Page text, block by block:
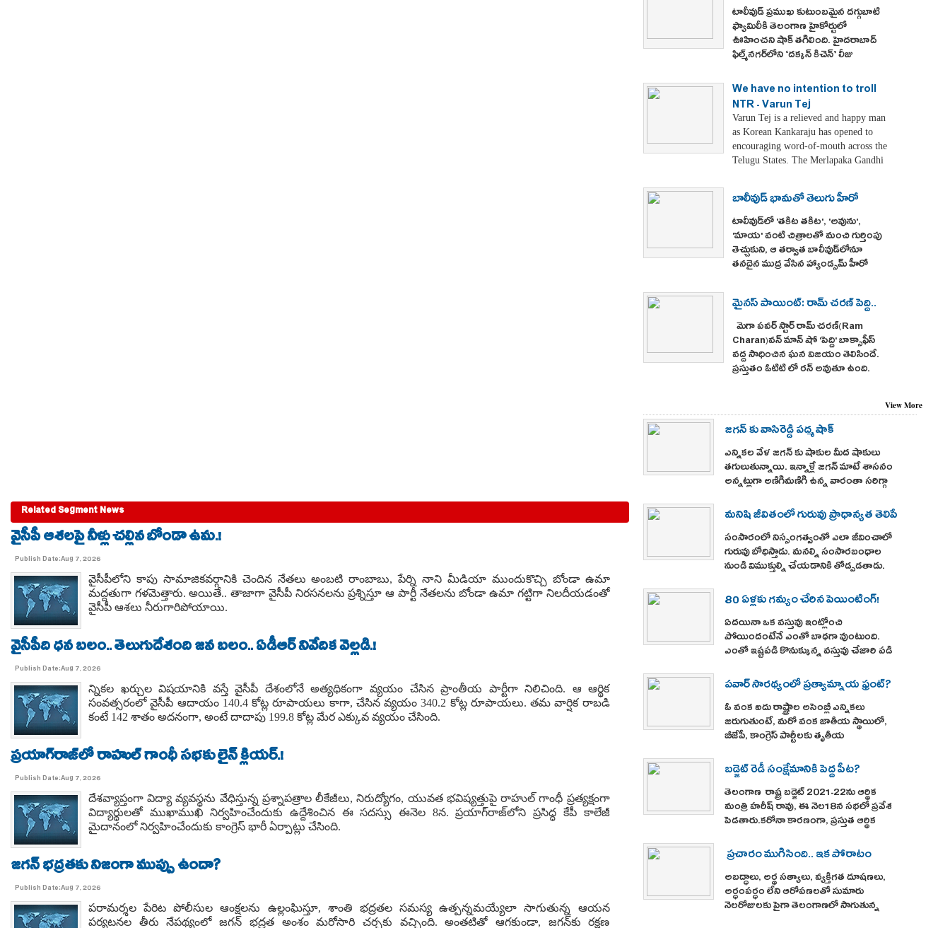
Related Segment News
వైసీపీ ఆశలపై నీళ్లు చల్లిన బోండా ఉమ.!
Publish Date:Aug 7, 2026
వైసీపీలోని కాపు సామాజికవర్గానికి చెందిన నేతలు అంబటి రాంబాబు, పేర్ని నాని మీడియా ముందుకొచ్చి బోండా ఉమా
మద్దతుగా గళమెత్తారు. అయితే.. తాజాగా వైసీపీ నిరసనలను ప్రశ్నిస్తూ ఆ పార్టీ నేతలను బోండా ఉమా గట్టిగా నిలదీయడంతో
వైసీపీ ఆశలు నీరుగారిపోయాయి.
వైసీపీది ధన బలం.. తెలుగుదేశంది జన బలం.. ఏడీఆర్ నివేదిక వెల్లడి.!
Publish Date:Aug 7, 2026
న్నికల ఖర్చుల విషయానికి వస్తే వైసీపీ దేశంలోనే అత్యధికంగా వ్యయం చేసిన ప్రాంతీయ పార్టీగా నిలిచింది. ఆ ఆర్థిక
సంవత్సరంలో వైసీపీ ఆదాయం 140.4 కోట్ల రూపాయలు కాగా, చేసిన వ్యయం 340.2 కోట్ల రూపాయలు. తమ వార్షిక రాబడి
కంటే 142 శాతం అదనంగా, అంటే దాదాపు 199.8 కోట్ల మేర ఎక్కువ వ్యయం చేసింది.
ప్రయాగ్‌రాజ్‌లో రాహుల్ గాంధీ సభకు లైన్ క్లియర్.!
Publish Date:Aug 7, 2026
దేశవ్యాప్తంగా విద్యా వ్యవస్థను వేధిస్తున్న ప్రశ్నాపత్రాల లీకేజీలు, నిరుద్యోగం, యువత భవిష్యత్తుపై రాహుల్ గాంధీ ప్రత్యక్షంగా
విద్యార్థులతో ముఖాముఖి నిర్వహించేందుకు ఉద్దేశించిన ఈ సదస్సు ఈనెల 8న. ప్రయాగ్‌రాజ్‌లోని ప్రసిద్ధ కేపీ కాలేజీ
మైదానంలో నిర్వహించేందుకు కాంగ్రెస్ భారీ ఏర్పాట్లు చేసింది.
జగన్ భద్రతకు నిజంగా ముప్పు ఉందా?
Publish Date:Aug 7, 2026
పరామర్శల పేరిట పోలీసుల ఆంక్షలను ఉల్లంఘిస్తూ, శాంతి భద్రతల సమస్య ఉత్పన్నమయ్యేలా సాగుతున్న ఆయన
పర్యటనల తీరు నేపథ్యంలో జగన్ భద్రత అంశం మరోసారి చర్చకు వచ్చింది. అంతటితో ఆగకుండా, జగన్‌కు రక్షణ